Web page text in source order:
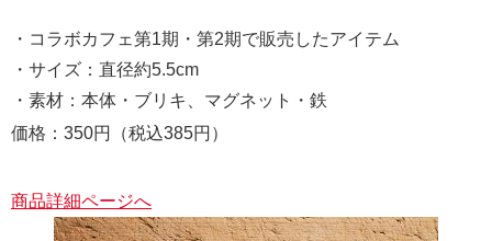
・コラボカフェ第1期・第2期で販売したアイテム
・サイズ：直径約5.5cm
・素材：本体・ブリキ、マグネット・鉄
価格：350円（税込385円）
商品詳細ページへ